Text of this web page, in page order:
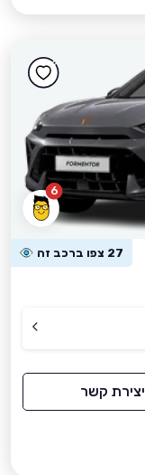
6
27 צפו ברכב זה
יצירת קשר